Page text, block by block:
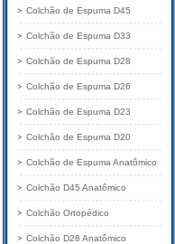
Colchão de Espuma D45
Colchão de Espuma D33
Colchão de Espuma D28
Colchão de Espuma D26
Colchão de Espuma D23
Colchão de Espuma D20
Colchão de Espuma Anatômico
Colchão D45 Anatômico
Colchão Ortopédico
Colchão D28 Anatômico